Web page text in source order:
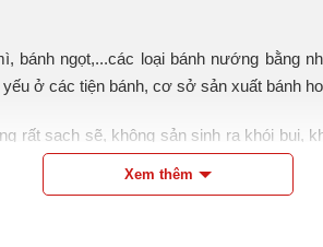
bánh ngọt,...các loại bánh nướng bằng
ở các tiện bánh, cơ sở sản xuất bánh
rất sạch sẽ, không sản sinh ra khói
Xem thêm